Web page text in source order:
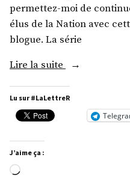
permettez-moi de
élus de la Nation avec
blogue. La série
Lire la suite
« M.
Forissier »
Lu sur #LaLettreR
J’aime ça :
Chargement…